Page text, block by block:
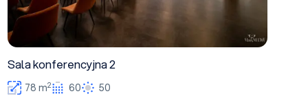
Sala konferencyjna 2
78 m2 60 50